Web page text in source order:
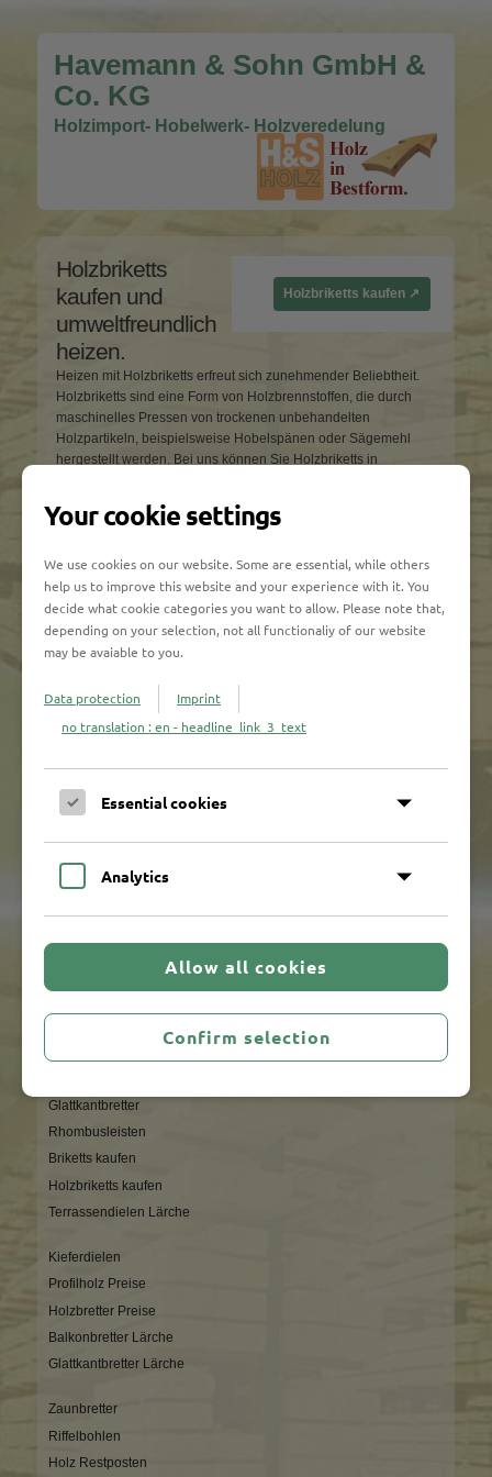
Havemann & Sohn GmbH &
Co. KG
Holzimport- Hobelwerk- Holzveredelung
Holzbriketts kaufen ↗
Holzbriketts
kaufen und
umweltfreundlich
heizen.
Heizen mit Holzbriketts erfreut sich zunehmender Beliebtheit.
Holzbriketts sind eine Form von Holzbrennstoffen, die durch
maschinelles Pressen von trockenen unbehandelten
Holzpartikeln, beispielsweise Hobelspänen oder Sägemehl
hergestellt werden. Bei uns können Sie Holzbriketts in
offenen Kamin oder einen geschlossenen Ofen.
Holzbriketts können Sie raumsparend lagern
und somit günstig Wärme erzeugen.
Im Vergleich zu Brennholz weisen Holzbriketts einen guten
Brennwert auf, der auf eine geringe Restfeuchte zurückzuführen
ist. Wenn Sie einen Kaminofen besitzen und nur wenig Platz zum
Lagern von Brennvorräten haben, bieten Ihnen Holzbriketts
entscheidende Volumenvorteile. Die geringe Aschebildung ist ein
weiteres Plus das Ihnen zugutekommt. Die Reste aus der
Bei uns erhalten Sie Holzbriketts in hoher Qualität für
Heizwärme mit Anspruch!
Havemann & Sohn
Einsiedelstraße 49
Fax: +49 (0) 451/40883-35
Email: info@havemann-holz.de
Glattkantbretter
Rhombusleisten
Briketts kaufen
Holzbriketts kaufen
Terrassendielen Lärche
Kieferdielen
Profilholz Preise
Holzbretter Preise
Balkonbretter Lärche
Glattkantbretter Lärche
Zaunbretter
Riffelbohlen
Holz Restposten
Your cookie settings
We use cookies on our website. Some are essential, while others
help us to improve this website and your experience with it. You
decide what cookie categories you want to allow. Please note that,
depending on your selection, not all functionaliy of our website
may be avaiable to you.
Data protection
Imprint
no translation : en - headline_link_3_text
Essential cookies
Analytics
Allow all cookies
Confirm selection